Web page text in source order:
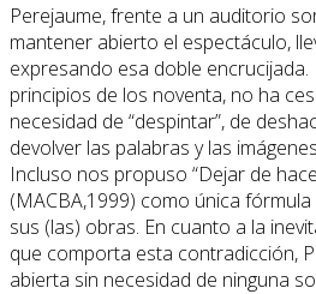
Perejaume, frente a un auditorio
mantener abierto el espectáculo,
expresando esa doble encrucijada.
principios de los noventa, no ha
necesidad de “despintar”, de
devolver las palabras y las
Incluso nos propuso “Dejar de
(MACBA,1999) como única
sus (las) obras. En cuanto a la
que comporta esta contradicción,
abierta sin necesidad de ninguna